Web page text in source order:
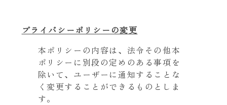
プライバシーポリシーの変更
本ポリシーの内容は、法令その他本
ポリシーに別段の定めのある事項を
除いて、ユーザーに通知することな
く変更することができるものとしま
す。